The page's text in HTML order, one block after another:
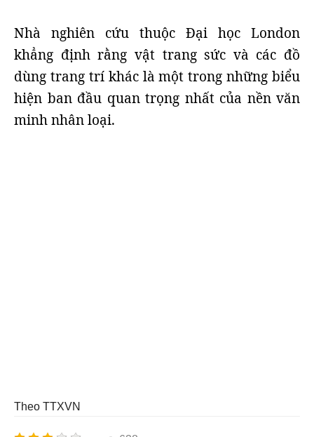
Nhà nghiên cứu thuộc Đại học London
khẳng định rằng vật trang sức và các đồ
dùng trang trí khác là một trong những biểu
hiện ban đầu quan trọng nhất của nền văn
minh nhân loại.
Theo TTXVN